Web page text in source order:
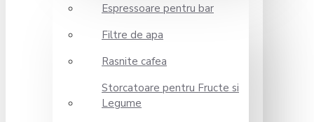
Espressoare pentru bar
Filtre de apa
Rasnite cafea
Storcatoare pentru Fructe si
Legume